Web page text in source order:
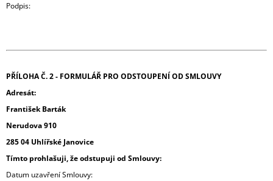
Podpis:
PŘÍLOHA Č. 2 - FORMULÁŘ PRO ODSTOUPENÍ OD SMLOUVY
Adresát:
František Barták
Nerudova 910
285 04 Uhlířské Janovice
Tímto prohlašuji, že odstupuji od Smlouvy:
Datum uzavření Smlouvy: